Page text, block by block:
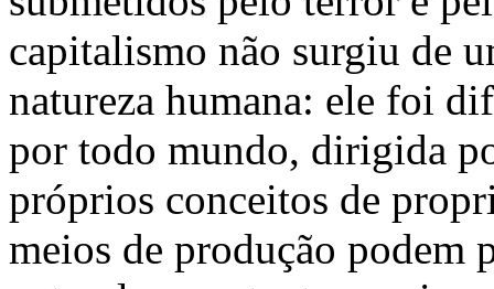
capitalismo não surgiu de
natureza humana: ele foi
por todo mundo, dirigida
próprios conceitos de
meios de produção podem